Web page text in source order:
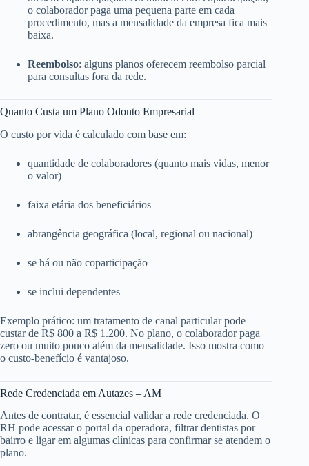
o colaborador paga uma pequena parte em cada
procedimento, mas a mensalidade da empresa fica mais
baixa.
Reembolso: alguns planos oferecem reembolso parcial
para consultas fora da rede.
Quanto Custa um Plano Odonto Empresarial
O custo por vida é calculado com base em:
quantidade de colaboradores (quanto mais vidas, menor
o valor)
faixa etária dos beneficiários
abrangência geográfica (local, regional ou nacional)
se há ou não coparticipação
se inclui dependentes
Exemplo prático: um tratamento de canal particular pode
custar de R$ 800 a R$ 1.200. No plano, o colaborador paga
zero ou muito pouco além da mensalidade. Isso mostra como
o custo-benefício é vantajoso.
Rede Credenciada em Autazes – AM
Antes de contratar, é essencial validar a rede credenciada. O
RH pode acessar o portal da operadora, filtrar dentistas por
bairro e ligar em algumas clínicas para confirmar se atendem o
plano.